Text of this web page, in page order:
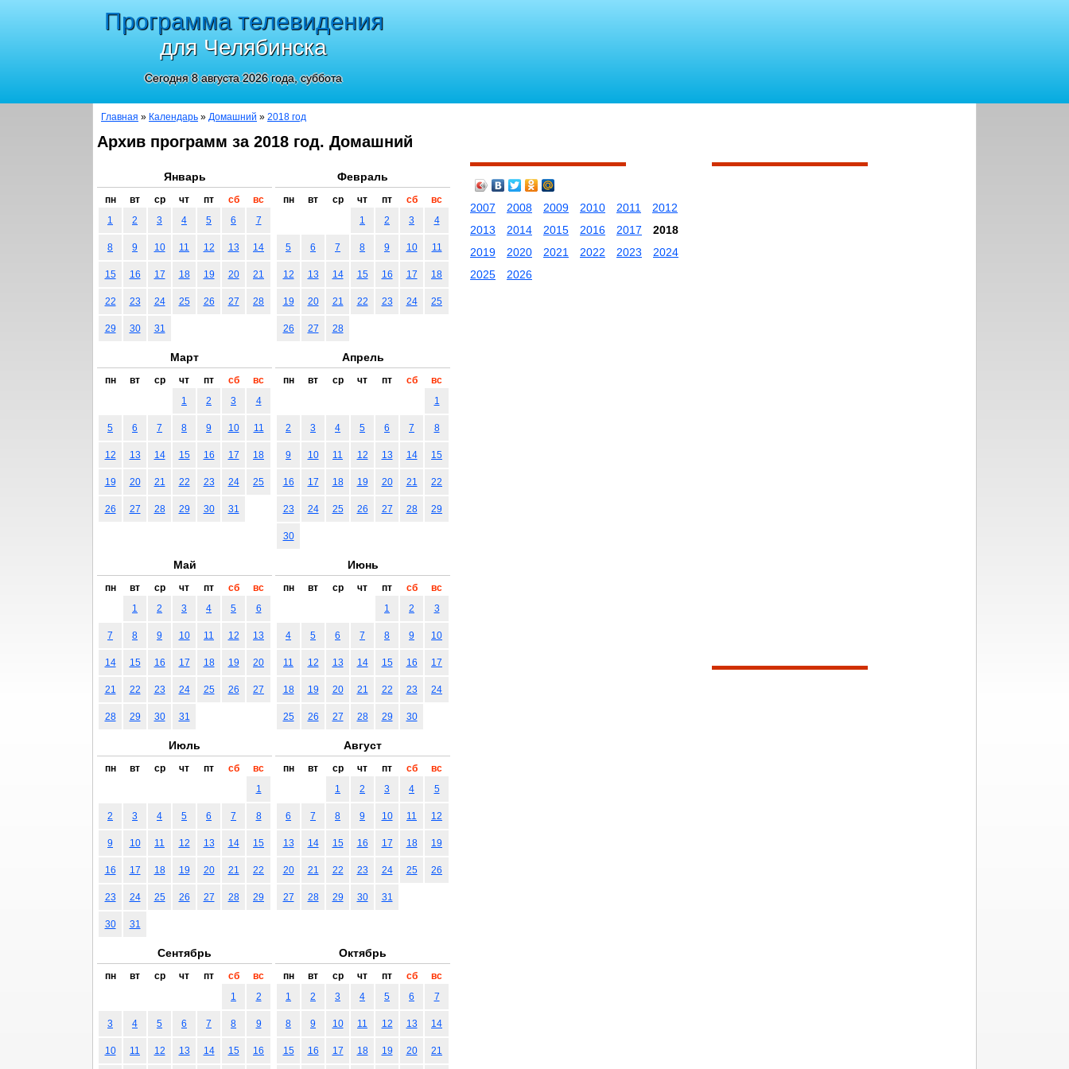
Программа телевидения
для Челябинска
Сегодня 8 августа 2026 года, суббота
Главная » Календарь » Домашний » 2018 год
Архив программ за 2018 год. Домашний
Январь
пн вт ср чт пт сб
вс
1
2 3 4 5 6 7
8 9 10 11 12 13 14
15 16 17 18 19 20 21
22 23 24 25 26 27 28
29 30 31
Февраль
пн вт ср чт пт сб
вс
1
2 3 4
5 6 7 8 9 10 11
12 13 14 15 16 17 18
19 20 21 22 23 24 25
26 27 28
Март
пн вт ср чт пт сб
вс
1
2 3 4
5 6 7 8 9 10 11
12 13 14 15 16 17 18
19 20 21 22 23 24 25
26 27 28 29 30 31
Апрель
пн вт ср чт пт сб
вс
1
2 3 4 5 6 7 8
9 10 11 12 13 14 15
16 17 18 19 20 21 22
23 24 25 26 27 28 29
30
Май
пн вт ср чт пт сб
вс
1
2 3 4 5 6
7 8 9 10 11 12 13
14 15 16 17 18 19 20
21 22 23 24 25 26 27
28 29 30 31
Июнь
пн вт ср чт пт сб
вс
1
2 3
4 5 6 7 8 9 10
11 12 13 14 15 16 17
18 19 20 21 22 23 24
25 26 27 28 29 30
Июль
пн вт ср чт пт сб
вс
1
2 3 4 5 6 7 8
9 10 11 12 13 14 15
16 17 18 19 20 21 22
23 24 25 26 27 28 29
30 31
Август
пн вт ср чт пт сб
вс
1
2 3 4 5
6 7 8 9 10 11 12
13 14 15 16 17 18 19
20 21 22 23 24 25 26
27 28 29 30 31
Сентябрь
пн вт ср чт пт сб
вс
1
2
3 4 5 6 7 8 9
10 11 12 13 14 15 16
Октябрь
пн вт ср чт пт сб
вс
1
2 3 4 5 6 7
8 9 10 11 12 13 14
15 16 17 18 19 20 21
2007 2008 2009 2010 2011
2012
2013
2014 2015 2016 2017
2018
2019
2020 2021 2022 2023
2024
2025
2026